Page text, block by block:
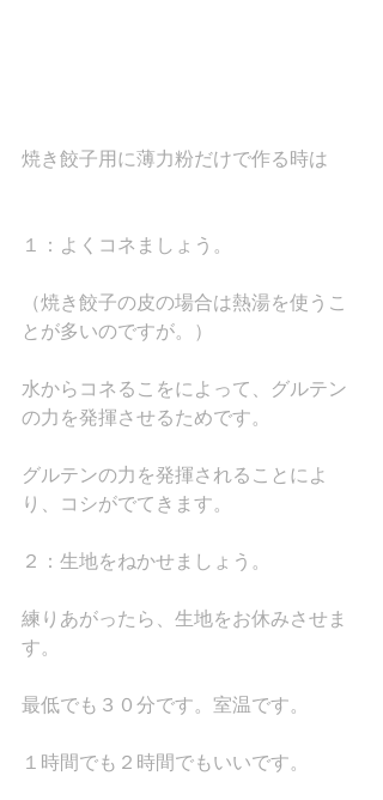
焼き餃子用に薄力粉だけで作る時は
１：よくコネましょう。
（焼き餃子の皮の場合は熱湯を使うこ
とが多いのですが。）
水からコネるこをによって、グルテン
の力を発揮させるためです。
グルテンの力を発揮されることによ
り、コシがでてきます。
２：生地をねかせましょう。
練りあがったら、生地をお休みさせま
す。
最低でも３０分です。室温です。
１時間でも２時間でもいいです。